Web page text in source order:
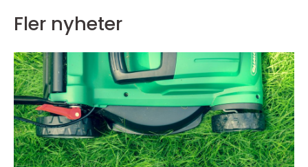
Fler nyheter